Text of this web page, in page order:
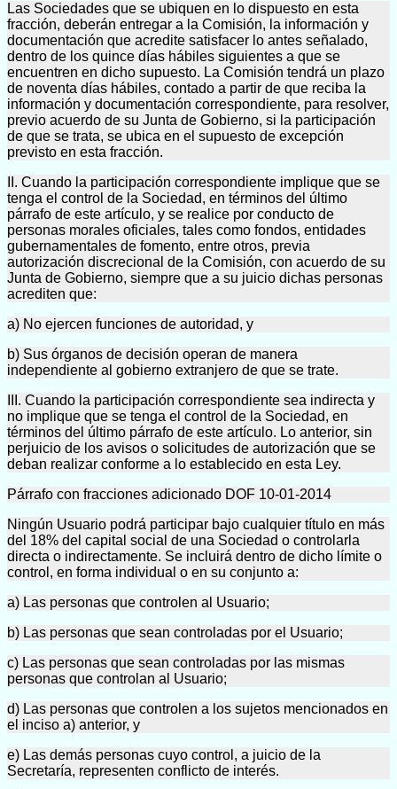
Las Sociedades que se ubiquen en lo dispuesto en esta
fracción, deberán entregar a la Comisión, la información y
documentación que acredite satisfacer lo antes señalado,
dentro de los quince días hábiles siguientes a que se
encuentren en dicho supuesto. La Comisión tendrá un plazo
de noventa días hábiles, contado a partir de que reciba la
información y documentación correspondiente, para resolver,
previo acuerdo de su Junta de Gobierno, si la participación
de que se trata, se ubica en el supuesto de excepción
previsto en esta fracción.
II. Cuando la participación correspondiente implique que se
tenga el control de la Sociedad, en términos del último
párrafo de este artículo, y se realice por conducto de
personas morales oficiales, tales como fondos, entidades
gubernamentales de fomento, entre otros, previa
autorización discrecional de la Comisión, con acuerdo de su
Junta de Gobierno, siempre que a su juicio dichas personas
acrediten que:
a) No ejercen funciones de autoridad, y
b) Sus órganos de decisión operan de manera
independiente al gobierno extranjero de que se trate.
III. Cuando la participación correspondiente sea indirecta y
no implique que se tenga el control de la Sociedad, en
términos del último párrafo de este artículo. Lo anterior, sin
perjuicio de los avisos o solicitudes de autorización que se
deban realizar conforme a lo establecido en esta Ley.
Párrafo con fracciones adicionado DOF 10-01-2014
Ningún Usuario podrá participar bajo cualquier título en más
del 18% del capital social de una Sociedad o controlarla
directa o indirectamente. Se incluirá dentro de dicho límite o
control, en forma individual o en su conjunto a:
a) Las personas que controlen al Usuario;
b) Las personas que sean controladas por el Usuario;
c) Las personas que sean controladas por las mismas
personas que controlan al Usuario;
d) Las personas que controlen a los sujetos mencionados en
el inciso a) anterior, y
e) Las demás personas cuyo control, a juicio de la
Secretaría, representen conflicto de interés.